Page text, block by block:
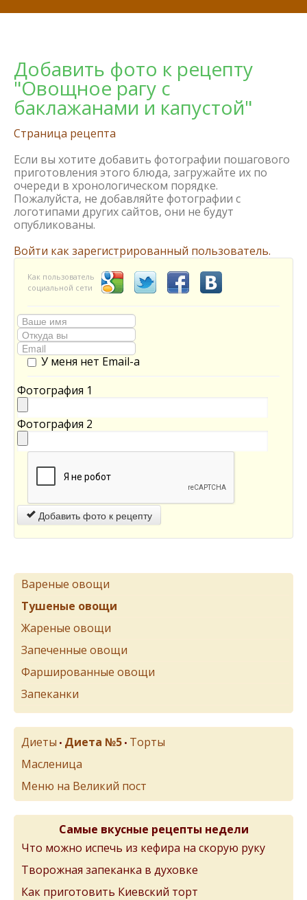
Добавить фото к рецепту
"Овощное рагу с
баклажанами и капустой"
Страница рецепта
Если вы хотите добавить фотографии пошагового
приготовления этого блюда, загружайте их по
очереди в хронологическом порядке.
Пожалуйста, не добавляйте фотографии с
логотипами других сайтов, они не будут
опубликованы.
Войти как зарегистрированный пользователь.
Как пользователь
социальной сети
У меня нет Email-а
Фотография 1
Фотография 2
Добавить фото к рецепту
Вареные овощи
Тушеные овощи
Жареные овощи
Запеченные овощи
Фаршированные овощи
Запеканки
Диеты • Диета №5 • Торты
Масленица
Меню на Великий пост
Самые вкусные рецепты недели
Что можно испечь из кефира на скорую руку
Творожная запеканка в духовке
Как приготовить Киевский торт